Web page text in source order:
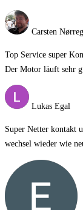
Carsten
Top Service super
Der Motor läuft sehr
Lukas Egal
Super Netter kontakt
wechsel wieder wie